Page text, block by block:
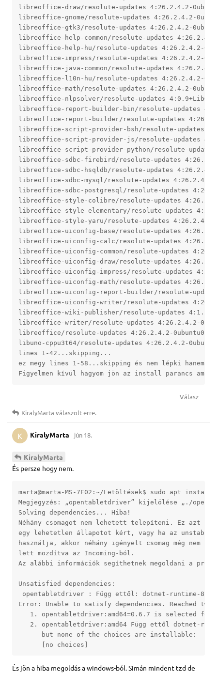
libreoffice-draw/resolute-updates 4:26.2.4.2-
libreoffice-gnome/resolute-updates 4:26.2.4.2-
libreoffice-gtk3/resolute-updates 4:26.2.4.2-
libreoffice-help-common/resolute-updates
libreoffice-help-hu/resolute-updates 4:26.2.4.2-
libreoffice-impress/resolute-updates 4:26.2.4.2-
libreoffice-java-common/resolute-updates
libreoffice-l10n-hu/resolute-updates 4:26.2.4.2-
libreoffice-math/resolute-updates 4:26.2.4.2-
libreoffice-nlpsolver/resolute-updates
libreoffice-report-builder-bin/resolute-updates
libreoffice-report-builder/resolute-updates
libreoffice-script-provider-bsh/resolute-updates
libreoffice-script-provider-js/resolute-updates
libreoffice-script-provider-python/resolute-
libreoffice-sdbc-firebird/resolute-updates
libreoffice-sdbc-hsqldb/resolute-updates
libreoffice-sdbc-mysql/resolute-updates
libreoffice-sdbc-postgresql/resolute-updates
libreoffice-style-colibre/resolute-updates
libreoffice-style-elementary/resolute-updates
libreoffice-style-yaru/resolute-updates
libreoffice-uiconfig-base/resolute-updates
libreoffice-uiconfig-calc/resolute-updates
libreoffice-uiconfig-common/resolute-updates
libreoffice-uiconfig-draw/resolute-updates
libreoffice-uiconfig-impress/resolute-updates
libreoffice-uiconfig-math/resolute-updates
libreoffice-uiconfig-report-builder/resolute-
libreoffice-uiconfig-writer/resolute-updates
libreoffice-wiki-publisher/resolute-updates
libreoffice-writer/resolute-updates 4:26.2.4.2-
libreoffice/resolute-updates 4:26.2.4.2-
libuno-cppu3t64/resolute-updates 4:26.2.4.2-
lines 1-42...skipping...
ez megy lines 1-58...skipping és nem lépki hanem
Figyelmen kívül hagyom jön az install parancs ami
Válasz
KiralyMarta válaszolt erre.
K KiralyMarta jún 18.
KiralyMarta
És persze hogy nem.
marta@marta-MS-7E02:~/Letöltések$ sudo apt
Megjegyzés: „opentabletdriver” kijelölése „./
Solving dependencies... Hiba!
Néhány csomagot nem lehetett telepíteni. Ez azt
egy lehetetlen állapotot kért, vagy ha az
használja, akkor néhány igényelt csomag még nem
lett mozdítva az Incoming-ból.
Az alábbi információk segíthetnek megoldani a
Unsatisfied dependencies:
opentabletdriver : Függ ettől: dotnet-runtime-8.0
Error: Unable to satisfy dependencies. Reached
1. opentabletdriver:amd64=0.6.7 is selected for
2. opentabletdriver:amd64 Függ ettől dotnet-
      but none of the choices are installable:
      [no choices]
És jön a hiba megoldás a windows-ból. Simán mindent tzd de